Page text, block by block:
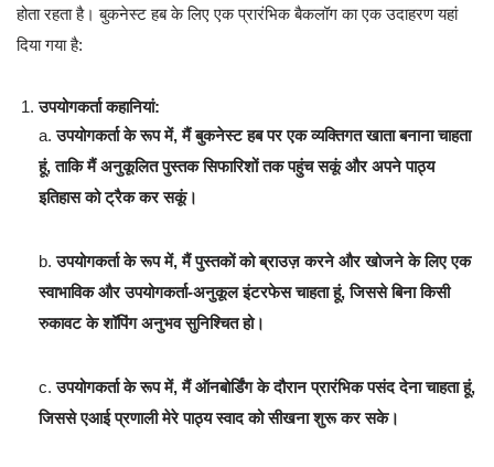
होता रहता है। बुकनेस्ट हब के लिए एक प्रारंभिक बैकलॉग का एक उदाहरण यहां
दिया गया है:
उपयोगकर्ता कहानियां:
a.उपयोगकर्ता के रूप में, मैं बुकनेस्ट हब पर एक व्यक्तिगत खाता बनाना चाहता
हूं, ताकि मैं अनुकूलित पुस्तक सिफारिशों तक पहुंच सकूं और अपने पाठ्य
इतिहास को ट्रैक कर सकूं।
b.उपयोगकर्ता के रूप में, मैं पुस्तकों को ब्राउज़ करने और खोजने के लिए एक
स्वाभाविक और उपयोगकर्ता-अनुकूल इंटरफेस चाहता हूं, जिससे बिना किसी
रुकावट के शॉपिंग अनुभव सुनिश्चित हो।
c.उपयोगकर्ता के रूप में, मैं ऑनबोर्डिंग के दौरान प्रारंभिक पसंद देना चाहता हूं,
जिससे एआई प्रणाली मेरे पाठ्य स्वाद को सीखना शुरू कर सके।